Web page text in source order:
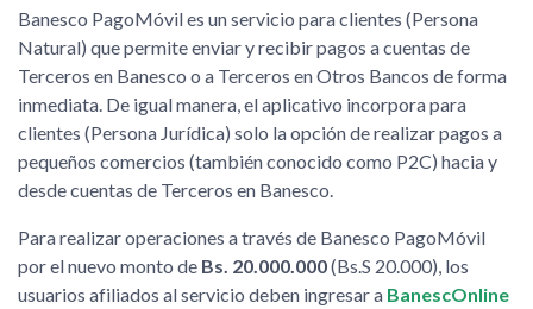
Banesco PagoMóvil es un servicio para clientes (Persona
Natural) que permite enviar y recibir pagos a cuentas de
Terceros en Banesco o a Terceros en Otros Bancos de forma
inmediata. De igual manera, el aplicativo incorpora para
clientes (Persona Jurídica) solo la opción de realizar pagos a
pequeños comercios (también conocido como P2C) hacia y
desde cuentas de Terceros en Banesco.
Para realizar operaciones a través de Banesco PagoMóvil
por el nuevo monto de Bs. 20.000.000(Bs.S 20.000), los
usuarios afiliados al servicio deben ingresar a BanescOnline